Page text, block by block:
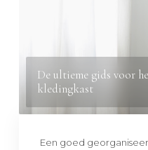
De ultieme gids voor
kledingkast
Een goed